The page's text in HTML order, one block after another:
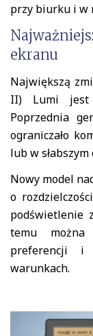
przy biurku i w
ekranu
Największą
II) Lumi jest
Poprzednia
ograniczało
lub w
Nowy model
o
podświetlenie
temu można
preferencji i
warunkach.